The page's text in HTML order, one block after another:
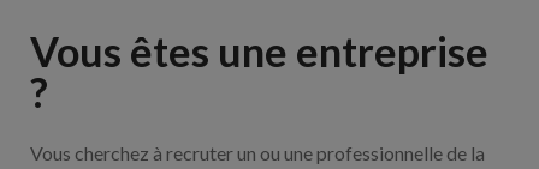
Vous êtes une entreprise
?
Vous cherchez à recruter un ou une professionnelle de la